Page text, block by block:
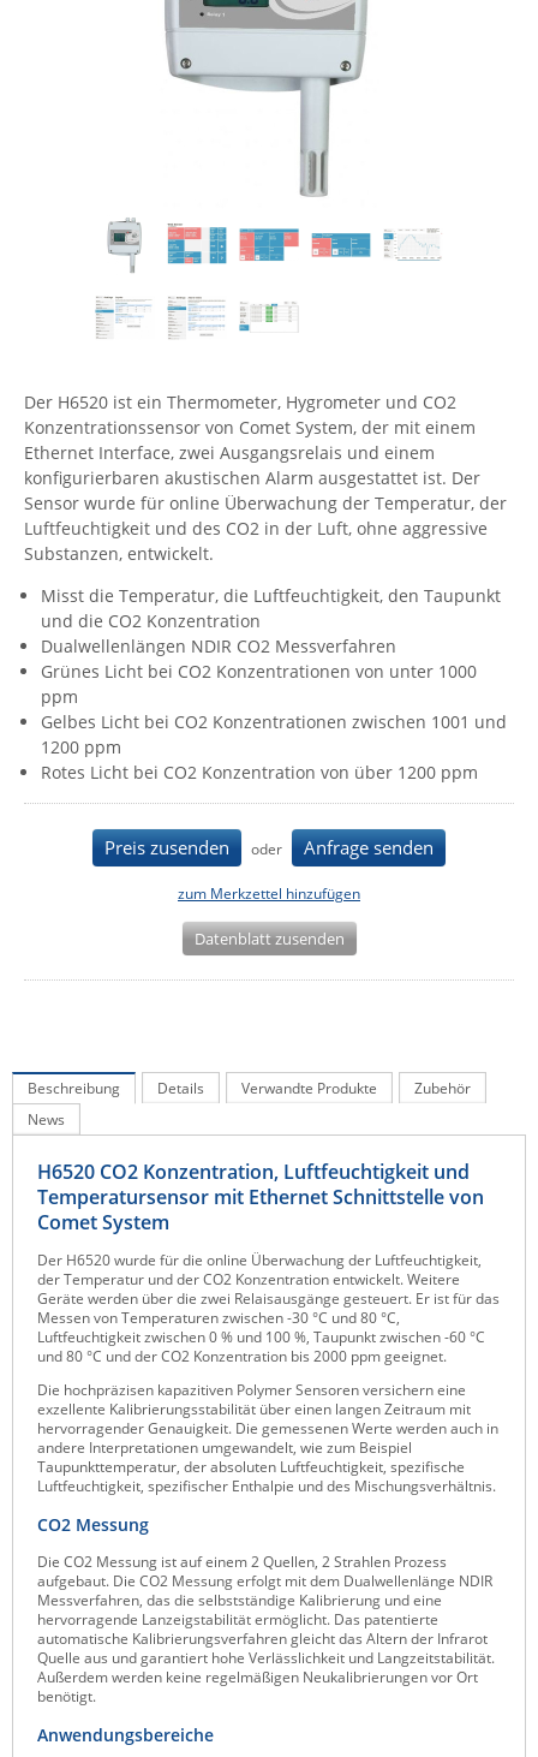
Energiemessung
Energieverteilung
IP, WLAN & GSM Sensorik
IoT - Internet of Things
IPC, Industrielle Netzwerktechnik & WLAN
IT Netzwerktechnik / Kommunikation
Enginko - mcf88
Fokus Technologies
Guntermann & Drunck
High Sec Labs
HW group
Icron
IEC Lock
Ihse
Kerlink
Kramer Electronics
KVM TEC
Legrand
LigoWave
Milesight
Panorama Antennas
Poynting
Raritan
Riello UPS
Server Technology
Siretta
SIRIO Antenne
Sunbird
Tactical Software
Teltonika
Unwired Networks
Vision
WATTECO
Westermo
Yuasa
ZPE Systems
News zu unseren Herstellern
Der H6520 ist ein Thermometer, Hygrometer und CO2
Konzentrationssensor von Comet System, der mit einem
Ethernet Interface, zwei Ausgangsrelais und einem
konfigurierbaren akustischen Alarm ausgestattet ist. Der
Sensor wurde für online Überwachung der Temperatur, der
Luftfeuchtigkeit und des CO2 in der Luft, ohne aggressive
Substanzen, entwickelt.
Misst die Temperatur, die Luftfeuchtigkeit, den Taupunkt
und die CO2 Konzentration
Dualwellenlängen NDIR CO2 Messverfahren
Grünes Licht bei CO2 Konzentrationen von unter 1000
ppm
Gelbes Licht bei CO2 Konzentrationen zwischen 1001 und
1200 ppm
Rotes Licht bei CO2 Konzentration von über 1200 ppm
Preis zusenden oder Anfrage senden
zum Merkzettel hinzufügen
Datenblatt zusenden
Beschreibung Details Verwandte Produkte
Zubehör
News
H6520 CO2 Konzentration, Luftfeuchtigkeit und
Temperatursensor mit Ethernet Schnittstelle von
Comet System
Der H6520 wurde für die online Überwachung der Luftfeuchtigkeit,
der Temperatur und der CO2 Konzentration entwickelt. Weitere
Geräte werden über die zwei Relaisausgänge gesteuert. Er ist für das
Messen von Temperaturen zwischen -30 °C und 80 °C,
Luftfeuchtigkeit zwischen 0 % und 100 %, Taupunkt zwischen -60 °C
und 80 °C und der CO2 Konzentration bis 2000 ppm geeignet.
Die hochpräzisen kapazitiven Polymer Sensoren versichern eine
exzellente Kalibrierungsstabilität über einen langen Zeitraum mit
hervorragender Genauigkeit. Die gemessenen Werte werden auch in
andere Interpretationen umgewandelt, wie zum Beispiel
Taupunkttemperatur, der absoluten Luftfeuchtigkeit, spezifische
Luftfeuchtigkeit, spezifischer Enthalpie und des Mischungsverhältnis.
CO2 Messung
Die CO2 Messung ist auf einem 2 Quellen, 2 Strahlen Prozess
aufgebaut. Die CO2 Messung erfolgt mit dem Dualwellenlänge NDIR
Messverfahren, das die selbstständige Kalibrierung und eine
hervorragende Lanzeigstabilität ermöglicht. Das patentierte
automatische Kalibrierungsverfahren gleicht das Altern der Infrarot
Quelle aus und garantiert hohe Verlässlichkeit und Langzeitstabilität.
Außerdem werden keine regelmäßigen Neukalibrierungen vor Ort
benötigt.
Anwendungsbereiche